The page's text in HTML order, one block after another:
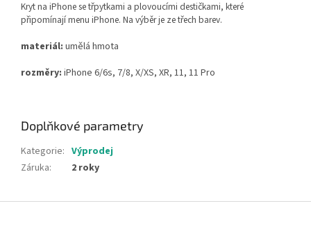
Kryt na iPhone se třpytkami a plovoucími destičkami, které
připomínají menu iPhone. Na výběr je ze třech barev.
materiál: umělá hmota
rozměry: iPhone 6/6s, 7/8, X/XS, XR, 11, 11 Pro
Doplňkové parametry
Kategorie: Výprodej
Záruka: 2 roky